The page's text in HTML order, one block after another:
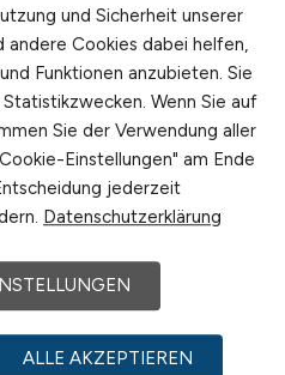
für
(w/m/d)
und Sicherheit unserer
Cookies dabei helfen,
Funktionen anzubieten. Sie
Wenn Sie auf
Sie der Verwendung aller
Einstellungen" am Ende
jederzeit
Datenschutzerklärung
ALLE AKZEPTIEREN